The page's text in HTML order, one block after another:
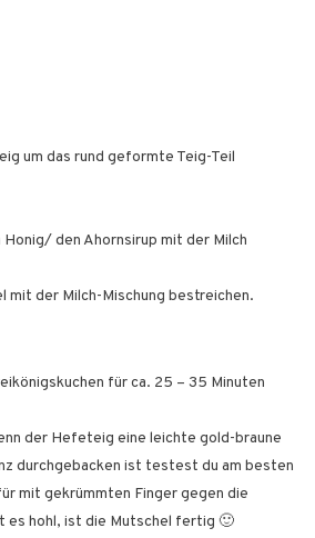
um das rund geformte Teig-Teil
Honig/ den Ahornsirup mit der Milch
mit der Milch-Mischung bestreichen.
für ca. 25 – 35 Minuten
der Hefeteig eine leichte gold-braune
durchgebacken ist testest du am besten
mit gekrümmten Finger gegen die
hohl, ist die Mutschel fertig 🙂